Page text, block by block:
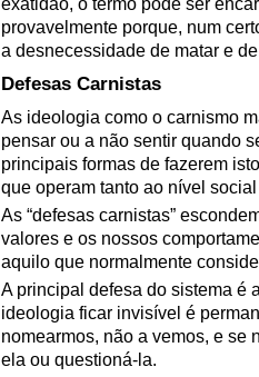
exatidão, o termo pode ser
provavelmente porque, num
a desnecessidade de matar e
Defesas Carnistas
As ideologia como o carnismo
pensar ou a não sentir quando
principais formas de fazerem
que operam tanto ao nível
As “defesas carnistas”
valores e os nossos
aquilo que normalmente
A principal defesa do sistema é
ideologia ficar invisível é
nomearmos, não a vemos, e se
ela ou questioná-la.